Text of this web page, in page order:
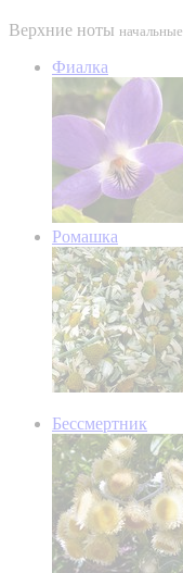
Верхние ноты начальные
Фиалка
Ромашка
Бессмертник